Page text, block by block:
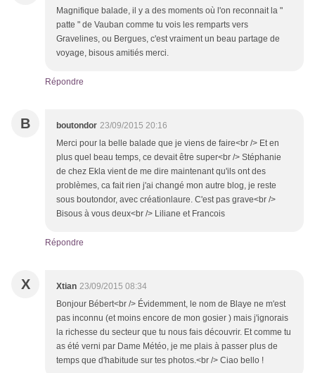
Magnifique balade, il y a des moments où l'on reconnait la "
patte " de Vauban comme tu vois les remparts vers
Gravelines, ou Bergues, c'est vraiment un beau partage de
voyage, bisous amitiés merci.
Répondre
B boutondor 23/09/2015 20:16
Merci pour la belle balade que je viens de faire<br /> Et en
plus quel beau temps, ce devait être super<br /> Stéphanie
de chez Ekla vient de me dire maintenant qu'ils ont des
problèmes, ca fait rien j'ai changé mon autre blog, je reste
sous boutondor, avec créationlaure. C'est pas grave<br />
Bisous à vous deux<br /> Liliane et Francois
Répondre
X Xtian 23/09/2015 08:34
Bonjour Bébert<br /> Évidemment, le nom de Blaye ne m'est
pas inconnu (et moins encore de mon gosier ) mais j'ignorais
la richesse du secteur que tu nous fais découvrir. Et comme tu
as été verni par Dame Météo, je me plais à passer plus de
temps que d'habitude sur tes photos.<br /> Ciao bello !